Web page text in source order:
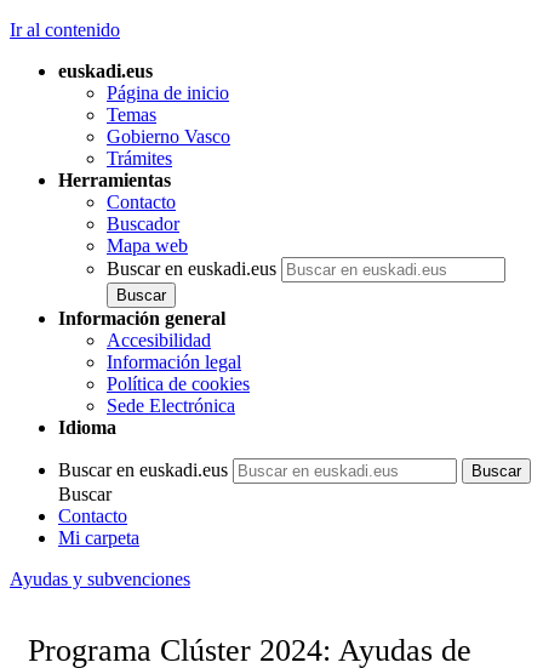
Ir al contenido
euskadi.eus
Página de inicio
Temas
Gobierno Vasco
Trámites
Herramientas
Contacto
Buscador
Mapa web
Buscar en euskadi.eus
Información general
Accesibilidad
Información legal
Política de cookies
Sede Electrónica
Idioma
Buscar en euskadi.eus
Buscar
Contacto
Mi carpeta
Ayudas y subvenciones
Programa Clúster 2024: Ayudas de